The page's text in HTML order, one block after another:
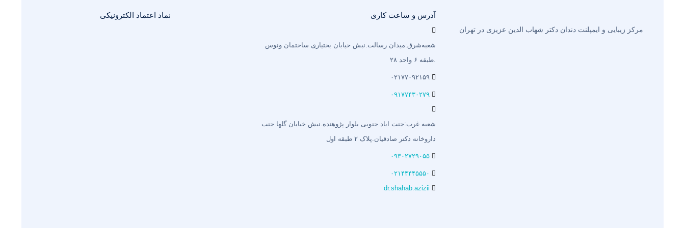
مرکز زیبایی و ایمپلنت دندان دکتر شهاب الدین عزیزی در تهران
آدرس و ساعت کاری
شعبه‌شرق:میدان رسالت.نبش خیابان بختیاری‌ ساختمان ونوس
.طبقه ۶ واحد ۲۸
۰۲۱۷۷۰۹۲۱۵۹
۰۹۱۷۷۴۳۰۲۷۹
شعبه غرب:جنت اباد جنوبی بلوار پژوهنده.نبش خیابان گلها جنب
داروخانه دکتر صادقیان.پلاک ۲ طبقه اول
۰۹۳۰۲۷۲۹۰۵۵
۰۲۱۴۴۴۴۵۵۵۰
dr.shahab.azizii
نماد اعتماد الکترونیکی